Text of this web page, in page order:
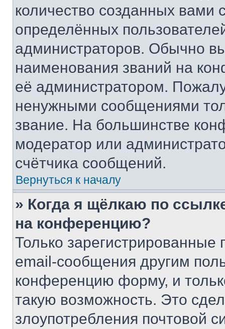
количество созданных
определённых
администраторов. Обычно
наименования званий на
её администратором.
ненужными сообщениями
звание. На большинстве
модератор или
счётчика сообщений.
Вернуться к началу
» Когда я щёлкаю по
на конференцию?
Только зарегистрированные
email-сообщения другим
конференцию форму, и
такую возможность. Это
злоупотребления почтовой